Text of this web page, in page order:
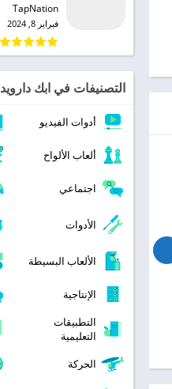
TapNation‏
فبراير 8, 2024
التصنيفات في ابك دارويد
أدوات الفيديو
ألعاب الألواح
اجتماعي
الأدوات
الألعاب البسيطة
الإنتاجية
التطبيقات
التعليمية
الحركة